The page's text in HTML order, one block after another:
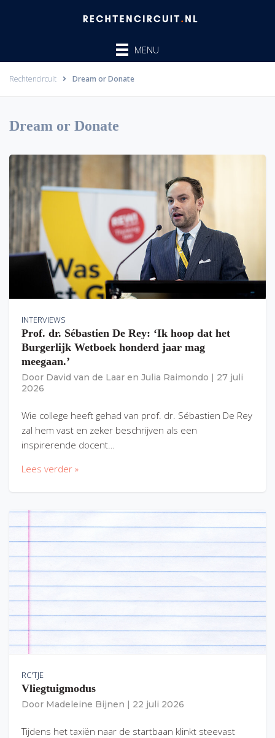
MENU
Rechtencircuit Dream or Donate
Dream or Donate
INTERVIEWS
Prof. dr. Sébastien De Rey: ‘Ik hoop dat het
Burgerlijk Wetboek honderd jaar mag
meegaan.’
Door David van de Laar en Julia Raimondo
27 juli
2026
Wie college heeft gehad van prof. dr. Sébastien De Rey
zal hem vast en zeker beschrijven als een
inspirerende docent…
Lees verder »
RC'TJE
Vliegtuigmodus
Door Madeleine Bijnen 22 juli 2026
Tijdens het taxiën naar de startbaan klinkt steevast